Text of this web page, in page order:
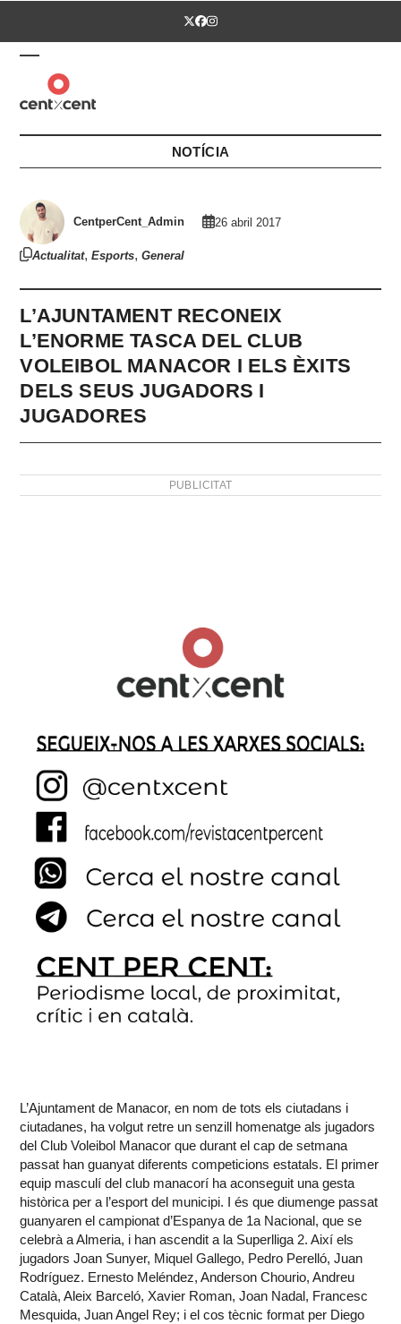
Twitter
Facebook
Instagram
Open
mobile
menu
Close
mobile
menu
NOTÍCIA
CentperCent_Admin 26 abril 2017
Actualitat,Esports,General
L’AJUNTAMENT RECONEIX
L’ENORME TASCA DEL CLUB
VOLEIBOL MANACOR I ELS ÈXITS
DELS SEUS JUGADORS I
JUGADORES
PUBLICITAT
L’Ajuntament de Manacor, en nom de tots els ciutadans i
ciutadanes, ha volgut retre un senzill homenatge als jugadors
del Club Voleibol Manacor que durant el cap de setmana
passat han guanyat diferents competicions estatals. El primer
equip masculí del club manacorí ha aconseguit una gesta
històrica per a l’esport del municipi. I és que diumenge passat
guanyaren el campionat d’Espanya de 1a Nacional, que se
celebrà a Almeria, i han ascendit a la Superlliga 2. Així els
jugadors Joan Sunyer, Miquel Gallego, Pedro Perelló, Juan
Rodríguez. Ernesto Meléndez, Anderson Chourio, Andreu
Català, Aleix Barceló, Xavier Roman, Joan Nadal, Francesc
Mesquida, Juan Angel Rey; i el cos tècnic format per Diego